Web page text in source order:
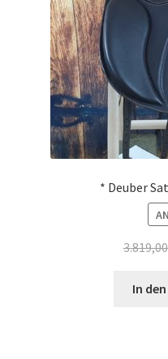
* Deuber
In